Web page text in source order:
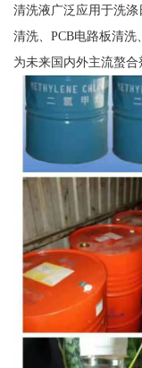
清洗液广泛应用于洗
清洗、PCB电路板清
为未来国内外主流螯合